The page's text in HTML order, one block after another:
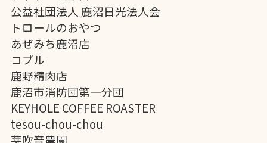
公益社団法人 鹿沼日光法人会
トロールのおやつ
あぜみち鹿沼店
コブル
鹿野精肉店
鹿沼市消防団第一分団
KEYHOLE COFFEE ROASTER
tesou-chou-chou
芽吹音農園